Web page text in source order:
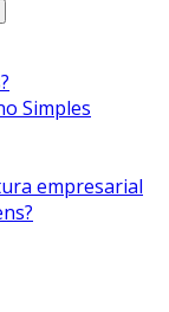
Simples
empresarial